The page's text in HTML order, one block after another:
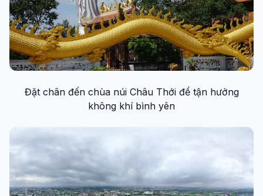
Đặt chân đến chùa núi Châu Thới để tận hưởng
không khí bình yên